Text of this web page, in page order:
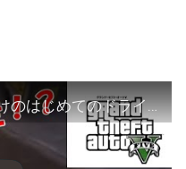
【GTA５】ハプニングだらけのはじめてのドライブ！！【３人実況】